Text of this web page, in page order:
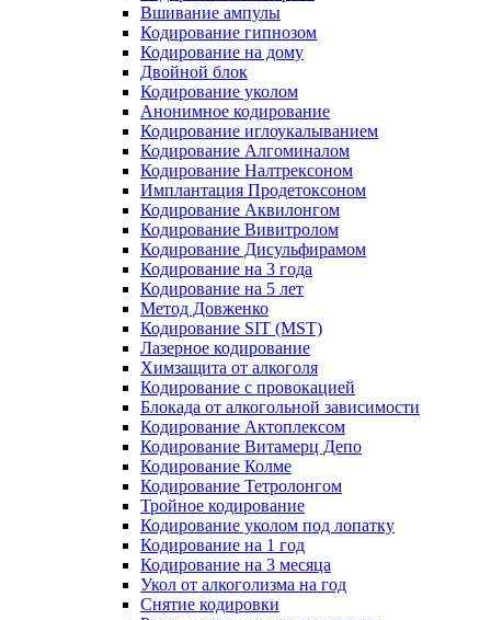
Вшивание ампулы
Кодирование гипнозом
Кодирование на дому
Двойной блок
Кодирование уколом
Анонимное кодирование
Кодирование иглоукалыванием
Кодирование Алгоминалом
Кодирование Налтрексоном
Имплантация Продетоксоном
Кодирование Аквилонгом
Кодирование Вивитролом
Кодирование Дисульфирамом
Кодирование на 3 года
Кодирование на 5 лет
Метод Довженко
Кодирование SIT (MST)
Лазерное кодирование
Химзащита от алкоголя
Кодирование с провокацией
Блокада от алкогольной зависимости
Кодирование Актоплексом
Кодирование Витамерц Депо
Кодирование Колме
Кодирование Тетролонгом
Тройное кодирование
Кодирование уколом под лопатку
Кодирование на 1 год
Кодирование на 3 месяца
Укол от алкоголизма на год
Снятие кодировки